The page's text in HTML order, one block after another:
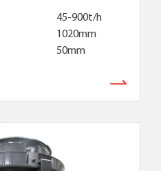
45-900t/h
1020mm
50mm